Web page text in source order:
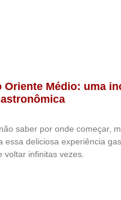
Oriente Médio: uma
saber por onde começar,
essa deliciosa experiência
voltar infinitas vezes.